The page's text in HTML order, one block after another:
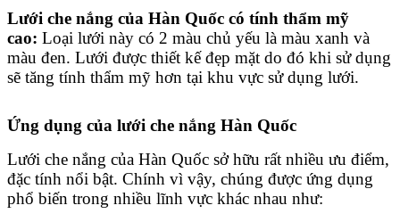
Lưới che nắng của Hàn Quốc có tính thẩm mỹ
cao: Loại lưới này có 2 màu chủ yếu là màu xanh và
màu đen. Lưới được thiết kế đẹp mặt do đó khi sử dụng
sẽ tăng tính thẩm mỹ hơn tại khu vực sử dụng lưới.
Ứng dụng của lưới che nắng Hàn Quốc
Lưới che nắng của Hàn Quốc sở hữu rất nhiều ưu điểm,
đặc tính nổi bật. Chính vì vậy, chúng được ứng dụng
phổ biến trong nhiều lĩnh vực khác nhau như: